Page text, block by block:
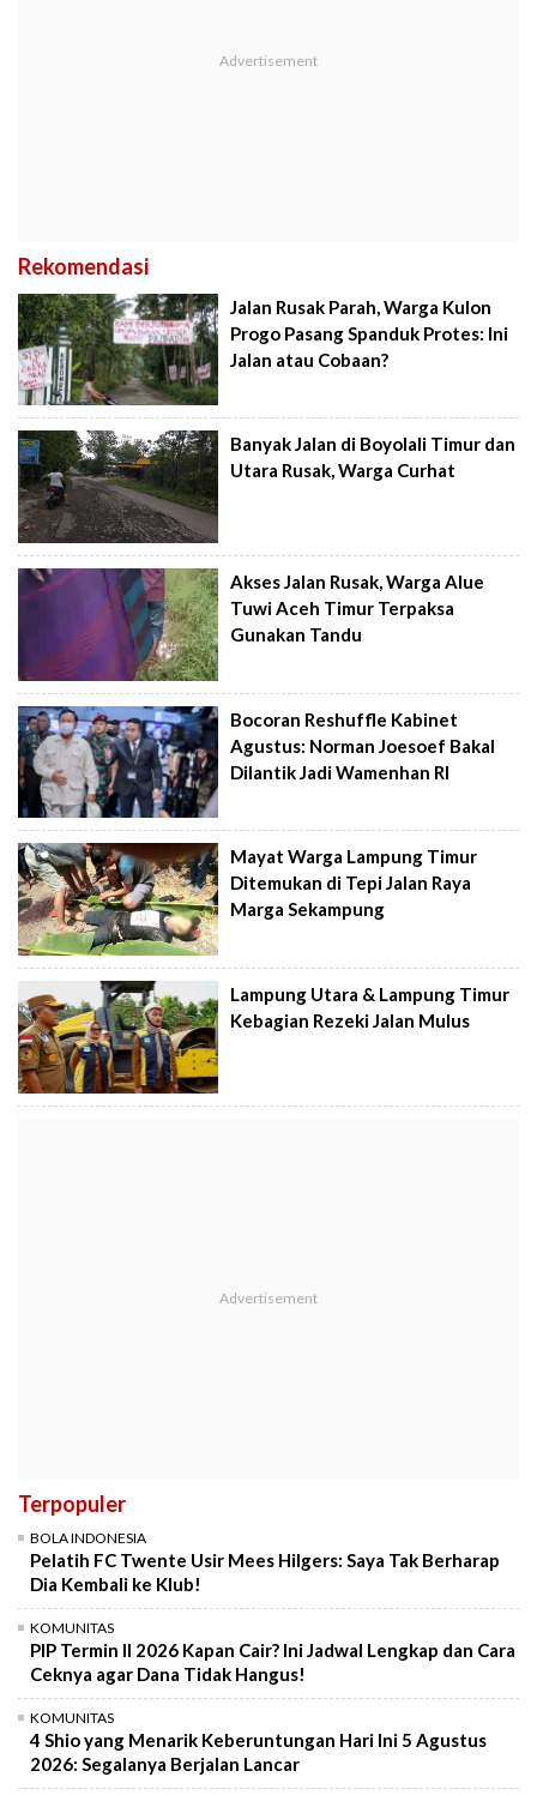
Rekomendasi
Jalan Rusak Parah, Warga Kulon
Progo Pasang Spanduk Protes: Ini
Jalan atau Cobaan?
Banyak Jalan di Boyolali Timur dan
Utara Rusak, Warga Curhat
Akses Jalan Rusak, Warga Alue
Tuwi Aceh Timur Terpaksa
Gunakan Tandu
Bocoran Reshuffle Kabinet
Agustus: Norman Joesoef Bakal
Dilantik Jadi Wamenhan RI
Mayat Warga Lampung Timur
Ditemukan di Tepi Jalan Raya
Marga Sekampung
Lampung Utara & Lampung Timur
Kebagian Rezeki Jalan Mulus
Terpopuler
BOLA INDONESIA
Pelatih FC Twente Usir Mees Hilgers: Saya Tak Berharap
Dia Kembali ke Klub!
KOMUNITAS
PIP Termin II 2026 Kapan Cair? Ini Jadwal Lengkap dan Cara
Ceknya agar Dana Tidak Hangus!
KOMUNITAS
4 Shio yang Menarik Keberuntungan Hari Ini 5 Agustus
2026: Segalanya Berjalan Lancar